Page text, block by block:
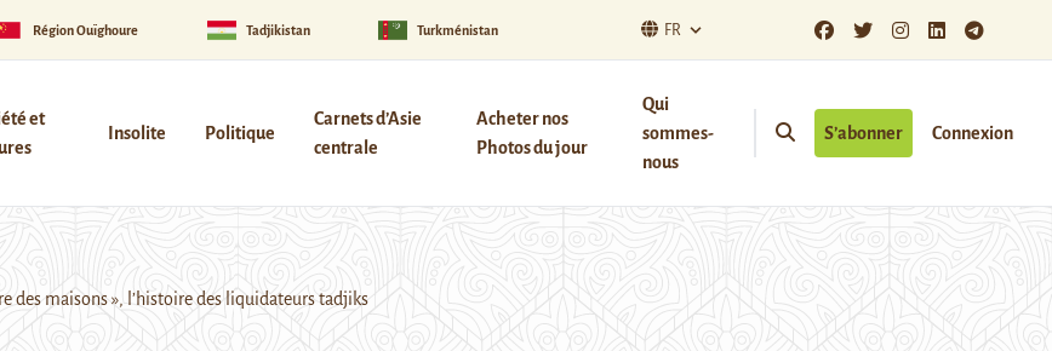
Région Ouïghoure Tadjikistan Turkménistan FR
et
Insolite Politique
Carnets d’Asie
centrale
Acheter nos
Photos du jour
Qui
sommes-
nous
S’abonner Connexion
des maisons », l’histoire des liquidateurs tadjiks